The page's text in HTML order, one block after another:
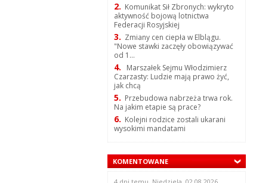
2. Komunikat Sił Zbronych: wykryto
aktywność bojową lotnictwa
Federacji Rosyjskiej
3. Zmiany cen ciepła w Elblągu.
"Nowe stawki zaczęły obowiązywać
od 1...
4.
Marszałek Sejmu Włodzimierz
Czarzasty: Ludzie mają prawo żyć,
jak chcą
5. Przebudowa nabrzeża trwa rok.
Na jakim etapie są prace?
6. Kolejni rodzice zostali ukarani
wysokimi mandatami
KOMENTOWANE